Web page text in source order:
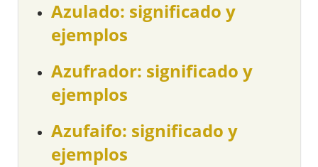
Azulado: significado y
ejemplos
Azufrador: significado y
ejemplos
Azufaifo: significado y
ejemplos